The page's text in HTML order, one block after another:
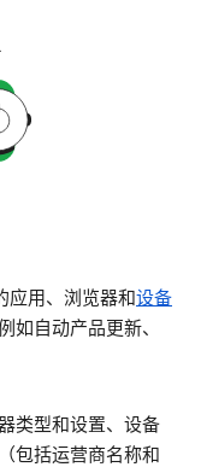
应用、浏览器和设备
如自动产品更新、
类型和设置、设备
包括运营商名称和